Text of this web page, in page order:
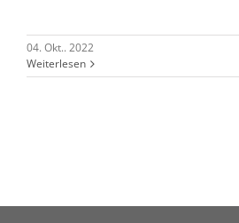
04. Okt.. 2022
Weiterlesen